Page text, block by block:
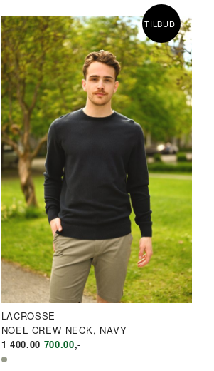
KR1
500.00.
KR750.00.
TILBUD!
LACROSSE
NOEL CREW NECK, NAVY
1 400.00 OPPRINNELIG
700.00NÅVÆRENDE
,-